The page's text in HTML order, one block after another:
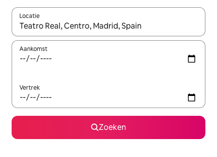
Locatie
Wanneer er suggesties beschikbaar zijn, maak je een keuze
Aankomst
Vertrek
Zoeken